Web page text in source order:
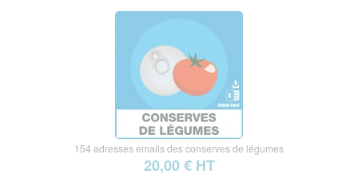
154 adresses emails des conserves de légumes
20,00 € HT